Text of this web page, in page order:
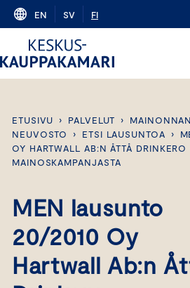
Skip
content
EN SV FI
ETUSIVU › PALVELUT ›
NEUVOSTO
› ETSI LAUSUNTOA ›
OY HARTWALL AB:N ÅTTÅ DRINKERO
MAINOSKAMPANJASTA
MEN lausunto
20/2010 Oy
Hartwall Ab:n